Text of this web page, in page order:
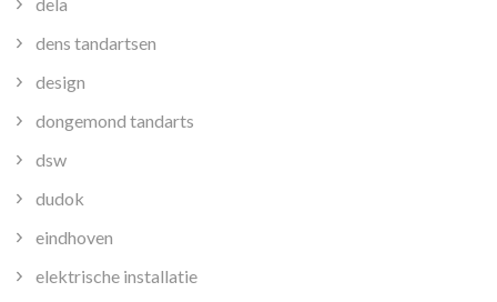
dens tandartsen
design
dongemond tandarts
dsw
dudok
eindhoven
elektrische installatie